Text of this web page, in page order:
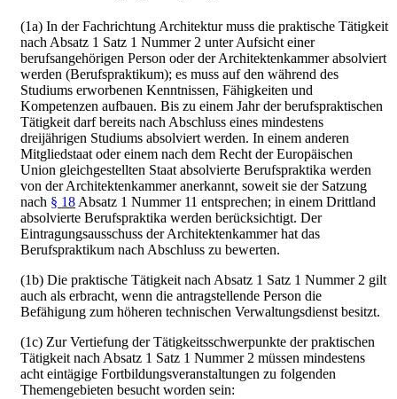
(1a) In der Fachrichtung Architektur muss die praktische Tätigkeit
nach Absatz 1 Satz 1 Nummer 2 unter Aufsicht einer
berufsangehörigen Person oder der Architektenkammer absolviert
werden (Berufspraktikum); es muss auf den während des
Studiums erworbenen Kenntnissen, Fähigkeiten und
Kompetenzen aufbauen. Bis zu einem Jahr der berufspraktischen
Tätigkeit darf bereits nach Abschluss eines mindestens
dreijährigen Studiums absolviert werden. In einem anderen
Mitgliedstaat oder einem nach dem Recht der Europäischen
Union gleichgestellten Staat absolvierte Berufspraktika werden
von der Architektenkammer anerkannt, soweit sie der Satzung
nach § 18 Absatz 1 Nummer 11 entsprechen; in einem Drittland
absolvierte Berufspraktika werden berücksichtigt. Der
Eintragungsausschuss der Architektenkammer hat das
Berufspraktikum nach Abschluss zu bewerten.
(1b) Die praktische Tätigkeit nach Absatz 1 Satz 1 Nummer 2 gilt
auch als erbracht, wenn die antragstellende Person die
Befähigung zum höheren technischen Verwaltungsdienst besitzt.
(1c) Zur Vertiefung der Tätigkeitsschwerpunkte der praktischen
Tätigkeit nach Absatz 1 Satz 1 Nummer 2 müssen mindestens
acht eintägige Fortbildungsveranstaltungen zu folgenden
Themengebieten besucht worden sein: